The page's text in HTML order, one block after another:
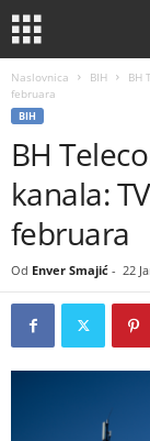
Naslovnica BIH
BH
februara
BIH
BH
kanala:
februara
Od Enver Smajić - 22